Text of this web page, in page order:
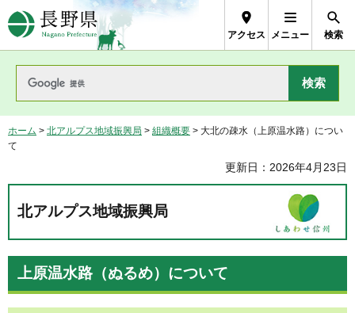
長野県Nagano Prefecture
アクセス メニュー 検索
ホーム > 北アルプス地域振興局 > 組織概要 > 大北の疎水（上原温水路）につい
て
更新日：2026年4月23日
北アルプス地域振興局
上原温水路（ぬるめ）について